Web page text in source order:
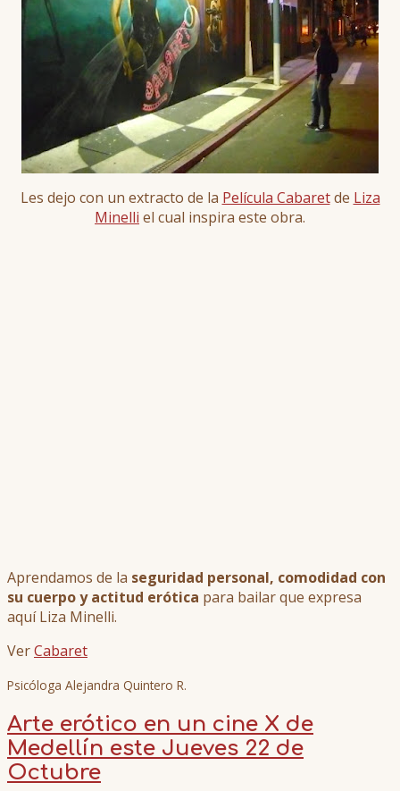
Les dejo con un extracto de la Película Cabaretde Liza
Minelli el cual inspira este obra.
Aprendamos de la seguridad personal, comodidad con
su cuerpo y actitud erótica para bailar que expresa
aquí Liza Minelli.
VerCabaret
Psicóloga Alejandra Quintero R.
Arte erótico en un cine X de
Medellín este Jueves 22 de
Octubre